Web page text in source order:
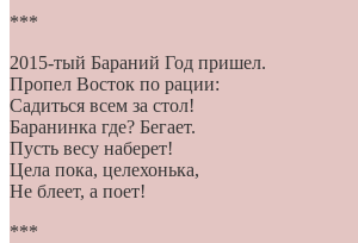
***
2015-тый Бараний Год пришел.
Пропел Восток по рации:
Садиться всем за стол!
Баранинка где? Бегает.
Пусть весу наберет!
Цела пока, целехонька,
Не блеет, а поет!
***